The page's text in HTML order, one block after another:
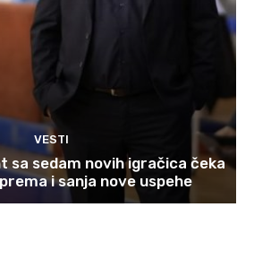
VESTI
sa sedam novih igračica čeka
i sanja nove uspehe